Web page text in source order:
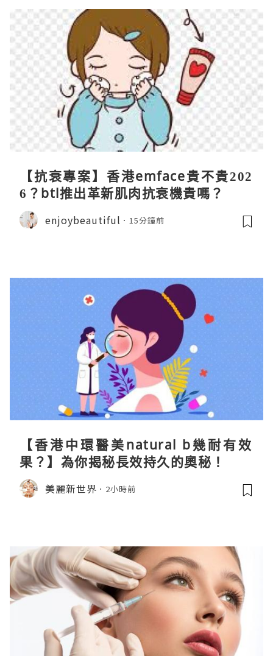
【抗衰專案】香港emface貴不貴202
6？btl推出革新肌肉抗衰機貴嗎？
enjoybeautiful 15分鐘前
【香港中環醫美natural b幾耐有效
果？】為你揭秘長效持久的奧秘！
美麗新世界 2小時前